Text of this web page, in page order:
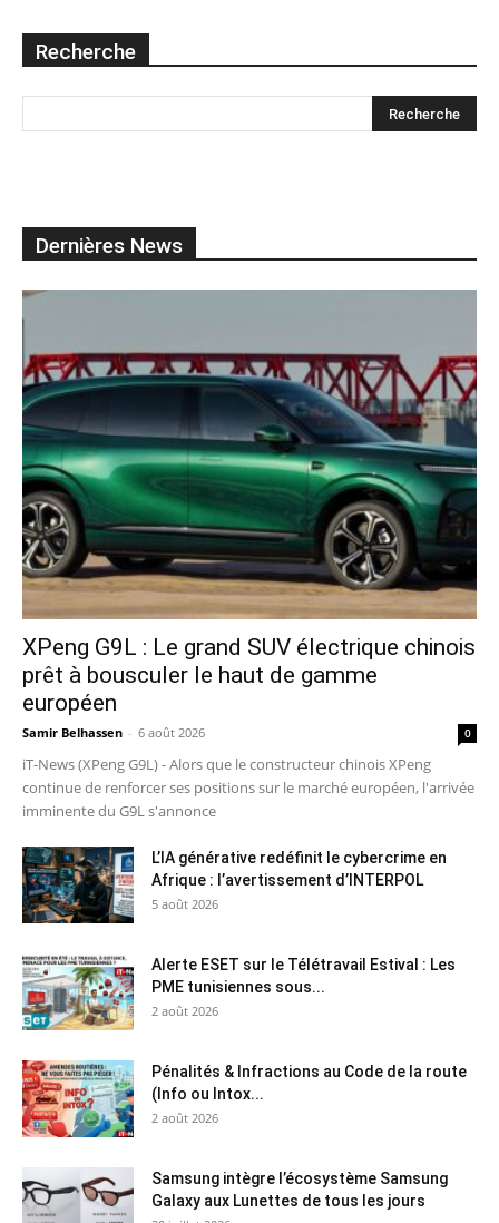
Recherche
Dernières News
XPeng G9L : Le grand SUV électrique chinois
prêt à bousculer le haut de gamme
européen
Samir Belhassen - 6 août 2026 0
iT-News (XPeng G9L) - Alors que le constructeur chinois XPeng
continue de renforcer ses positions sur le marché européen, l'arrivée
imminente du G9L s'annonce
L’IA générative redéfinit le cybercrime en
Afrique : l’avertissement d’INTERPOL
5 août 2026
Alerte ESET sur le Télétravail Estival : Les
PME tunisiennes sous...
2 août 2026
Pénalités & Infractions au Code de la route
(Info ou Intox...
2 août 2026
Samsung intègre l’écosystème Samsung
Galaxy aux Lunettes de tous les jours